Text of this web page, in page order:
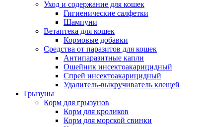
Уход и содержание для кошек
Гигиенические салфетки
Шампуни
Ветаптека для кошек
Кормовые добавки
Средства от паразитов для кошек
Антипаразитные капли
Ошейник инсектоакарицидный
Спрей инсектоакарицидный
Удалитель-выкручиватель клещей
Грызуны
Корм для грызунов
Корм для кроликов
Корм для морской свинки